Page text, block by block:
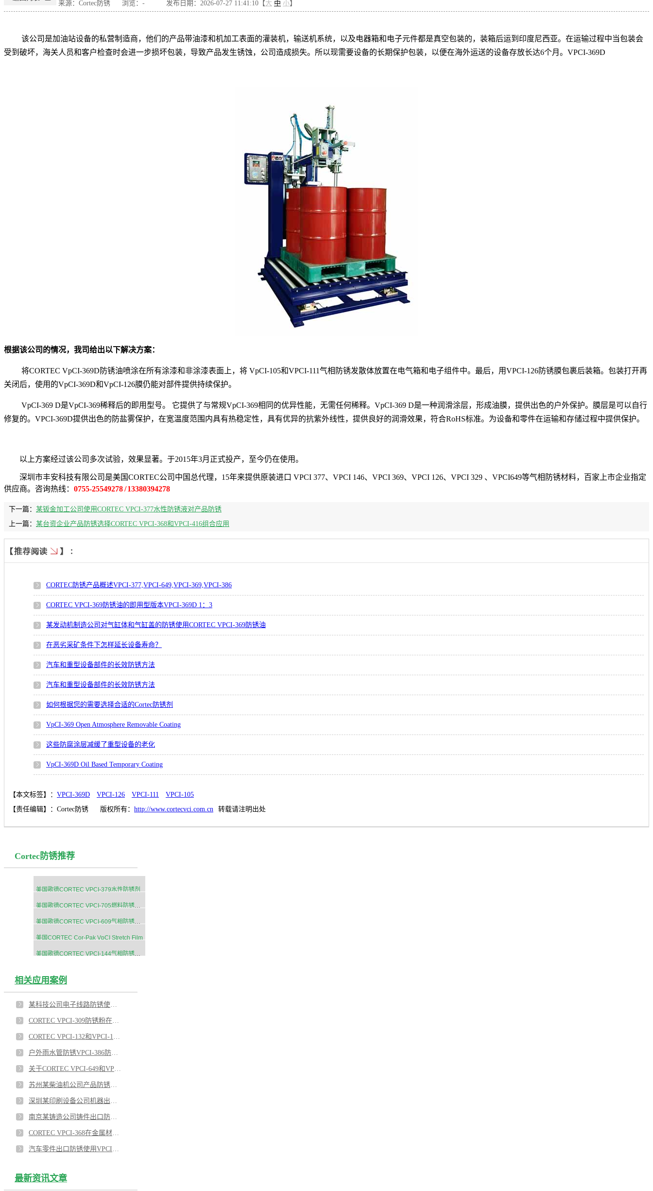
来源：Cortec防锈 浏览： - 发布日期：2026-07-27 11:41:10【大 中 小】
该公司是加油站设备的私营制造商，他们的产品带油漆和机加工表面的灌装机，输送机系统，以及电器箱和电子元件都是真空包装的，装箱后运到印度尼西亚。 在运输过程中当包装会
受到破坏，海关人员和客户检查时会进一步损坏包装，导致产品发生锈蚀，公司造成损失。所以现需要设备的长期保护包装，以便在海外运送的设备存放长达6个月。VPCI-369D
根据该公司的情况，我司给出以下解决方案：
将CORTEC VpCI-369D防锈油喷涂在所有涂漆和非涂漆表面上，将 VpCI-105和VPCI-111气相防锈发散体放置在电气箱和电子组件中。 最后，用VPCI-126防锈膜包裹后装箱。 包装打开再
关闭后，使用的VpCI-369D和VpCI-126膜仍能对部件提供持续保护。
VpCI-369 D是VpCI-369稀释后的即用型号。 它提供了与常规VpCI-369相同的优异性能，无需任何稀释。 VpCI-369 D是一种润滑涂层，形成油膜，提供出色的户外保护。 膜层是可以自行
修复的。VPCI-369D提供出色的防盐雾保护， 在宽温度范围内具有热稳定性， 具有优异的抗紫外线性， 提供良好的润滑效果， 符合RoHS标准。为设备和零件在运输和存储过程中提供保护。
以上方案经过该公司多次试验，效果显著。于2015年3月正式投产，至今仍在使用。
深圳市丰安科技有限公司是美国CORTEC公司中国总代理，15年来提供原装进口 VPCI 377、VPCI 146、VPCI 369、VPCI 126、VPCI 329 、VPCI649等气相防锈材料，百家上市企业指定
供应商。咨询热线 ： 0755-25549278 / 13380394278
下一篇： 某钣金加工公司使用CORTEC VPCI-377水性防锈液对产品防锈
上一篇： 某台资企业产品防锈选择CORTEC VPCI-368和VPCI-416组合应用
CORTEC防锈产品概述VPCI-377,VPCI-649,VPCI-369,VPCI-386
CORTEC VPCI-369防锈油的即用型版本VPCI-369D 1：3
某发动机制造公司对气缸体和气缸盖的防锈使用CORTEC VPCI-369防锈油
在恶劣采矿条件下怎样延长设备寿命？
汽车和重型设备部件的长效防锈方法
汽车和重型设备部件的长效防锈方法
如何根据您的需要选择合适的Cortec防锈剂
VpCI-369 Open Atmosphere Removable Coating
这些防腐涂层减缓了重型设备的老化
VpCI-369D Oil Based Temporary Coating
【本文标签】： VPCI-369D VPCI-126 VPCI-111
VPCI-105
【责任编辑】： Cortec防锈 版权所有： http://www.cortecvci.com.cn 转载请注明出处
Cortec防锈推荐
美国歌德CORTEC VPCI-379水性防锈剂
美国歌德CORTEC VPCI-705燃料防锈添加剂
美国歌德CORTEC VPCI-609气相防锈粉末
美国CORTEC Cor-Pak VpCI Stretch Film
美国歌德CORTEC VPCI-144气相防锈纸防潮纸
相关应用案例
最新资讯文章